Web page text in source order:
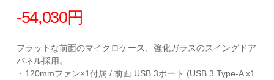
-54,030円
フラットな前面のマイクロケース、強化ガラスのスイングドア
パネル採用。
・120mmファン×1付属 / 前面 USB 3ポート (USB 3 Type-A x1